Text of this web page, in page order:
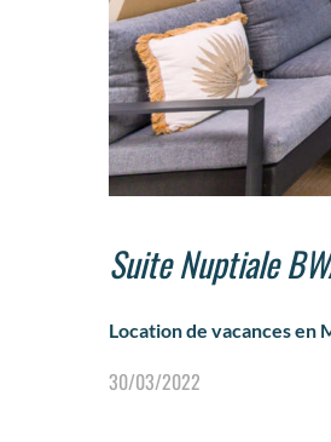
Suite Nuptiale
Location de vacances en
30/03/2022